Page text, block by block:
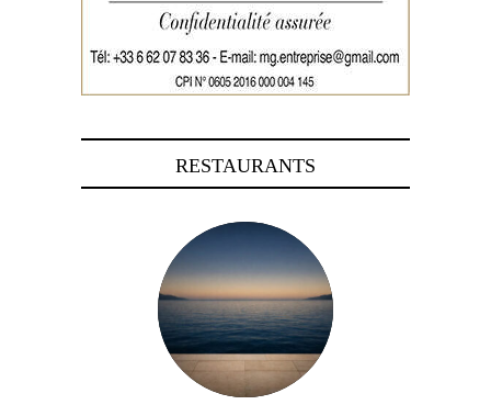
RESTAURANTS